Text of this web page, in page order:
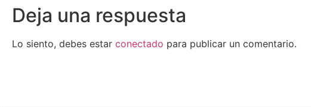
Deja una respuesta
Lo siento, debes estar conectado para publicar un comentario.